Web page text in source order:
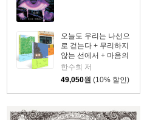
오늘도 우리는 나선으
로 걷는다 + 무리하지
않는 선에서 + 마음의
문제 세트
한수희 저
49,050원 (10% 할인)